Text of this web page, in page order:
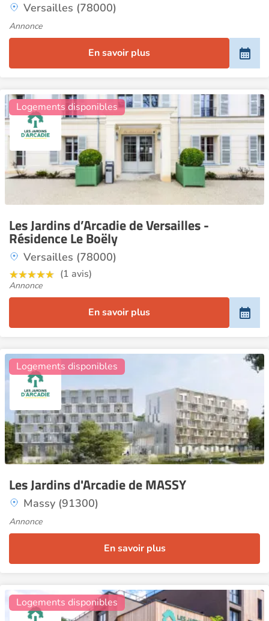
Versailles (78000)
Annonce
En savoir plus
Les Jardins d’Arcadie de Versailles -
Résidence Le Boëly
Versailles (78000)
Logements disponibles
(1 avis)
Annonce
En savoir plus
Les Jardins d'Arcadie de MASSY
Massy (91300)
Logements disponibles
Annonce
En savoir plus
Logements disponibles